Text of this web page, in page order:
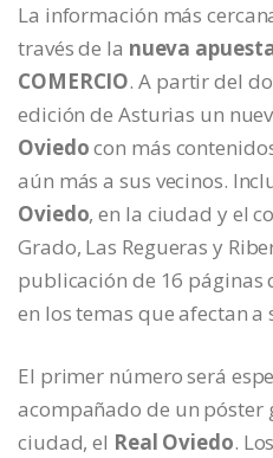
La información más
través de la nueva
COMERCIO. A partir del
edición de Asturias un
Oviedocon más
aún más a sus vecinos.
Oviedo, en la ciudad y el
Grado, Las Regueras y
publicación de 16
en los temas que afectan a
El primer número será
acompañado de un póster
ciudad, el Real Oviedo.